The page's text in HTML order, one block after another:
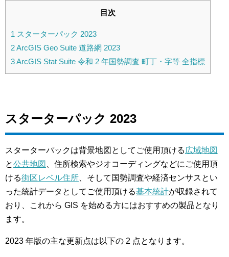
目次
1 スターターパック 2023
2ArcGIS Geo Suite 道路網 2023
3ArcGIS Stat Suite 令和 2 年国勢調査 町丁・字等 全指標
スターターパック 2023
スターターパックは背景地図としてご使用頂ける 広域地図
と公共地図
、住所検索やジオコーディングなどにご使用頂
ける街区レベル住所 、そして国勢調査や経済センサスとい
った統計データとしてご使用頂ける基本統計が収録されて
おり、これから GIS を始める方にはおすすめの製品となり
ます。
2023 年版の主な更新点は以下の 2 点となります。